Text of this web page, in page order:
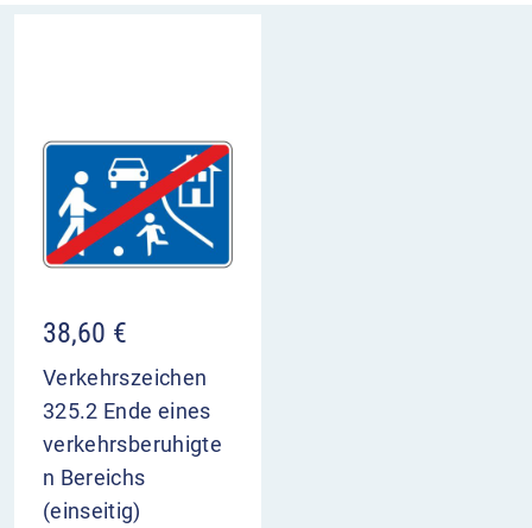
38,60 €
Verkehrszeichen
325.2 Ende eines
verkehrsberuhigte
n Bereichs
(einseitig)